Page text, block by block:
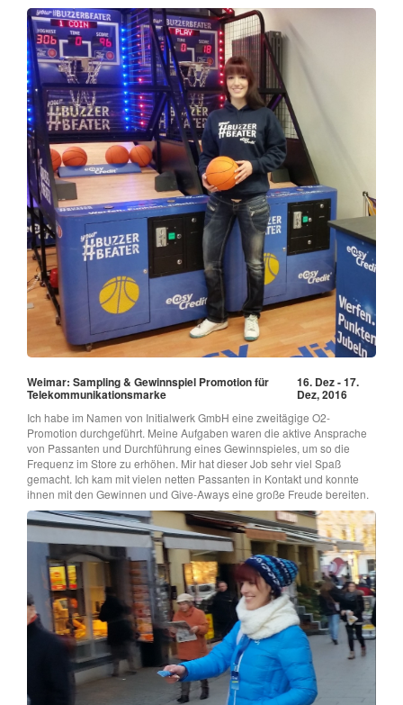
Weimar: Sampling & Gewinnspiel Promotion für
Telekommunikationsmarke
16. Dez - 17.
Dez, 2016
Ich habe im Namen von Initialwerk GmbH eine zweitägige O2-
Promotion durchgeführt. Meine Aufgaben waren die aktive Ansprache
von Passanten und Durchführung eines Gewinnspieles, um so die
Frequenz im Store zu erhöhen. Mir hat dieser Job sehr viel Spaß
gemacht. Ich kam mit vielen netten Passanten in Kontakt und konnte
ihnen mit den Gewinnen und Give-Aways eine große Freude bereiten.